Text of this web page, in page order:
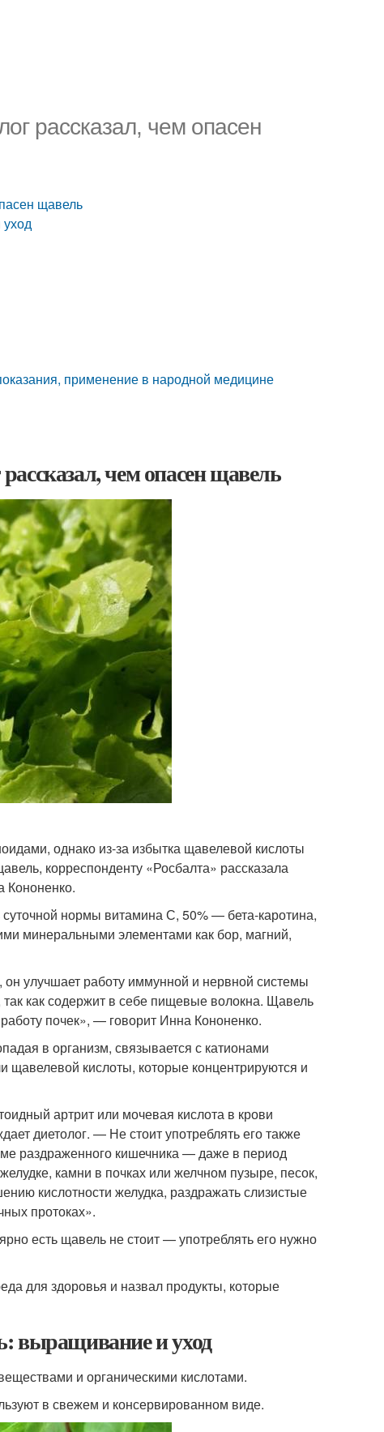
рассказал, чем опасен
щавель
применение в народной медицине
чем опасен щавель
однако из-за избытка щавелевой кислоты
корреспонденту «Росбалта» рассказала
Кононенко.
нормы витамина С, 50% — бета-каротина,
минеральными элементами как бор, магний,
улучшает работу иммунной и нервной системы
как содержит в себе пищевые волокна. Щавель
почек», — говорит Инна Кононенко.
в организм, связывается с катионами
щавелевой кислоты, которые концентрируются и
артрит или мочевая кислота в крови
диетолог. — Не стоит употреблять его также
раздраженного кишечника — даже в период
камни в почках или желчном пузыре, песок,
кислотности желудка, раздражать слизистые
протоках».
есть щавель не стоит — употреблять его нужно
для здоровья и назвал продукты, которые
выращивание и уход
и органическими кислотами.
в свежем и консервированном виде.